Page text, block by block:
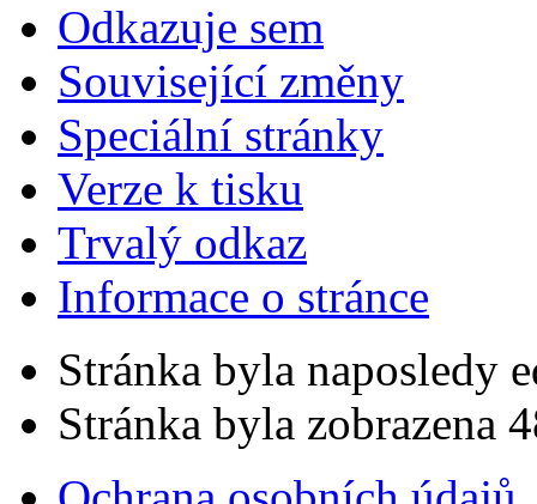
Odkazuje sem
Související změny
Speciální stránky
Verze k tisku
Trvalý odkaz
Informace o stránce
Stránka byla naposledy
Stránka byla zobrazena